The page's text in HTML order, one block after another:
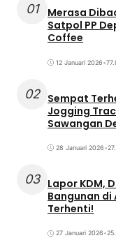
01
Merasa
Satpol PP
Coffee
12 Januari 2026•
02 Sempat
Jogging
Sawangan
28 Januari 2026•
03 Lapor KDM,
Bangunan di
Terhenti!
27 Januari 2026•